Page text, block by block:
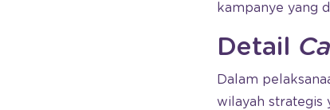
kampanye yang
Detail
Dalam
wilayah strategis